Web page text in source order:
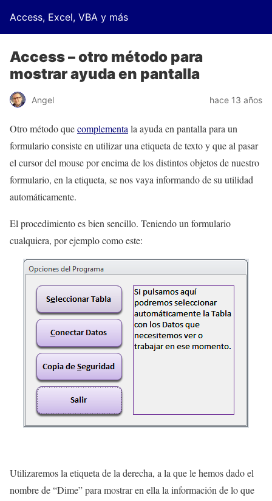
Access, Excel, VBA y más
Access – otro método para
mostrar ayuda en pantalla
Angel hace 13 años
Otro método quecomplementa la ayuda en pantalla para un
formulario consiste en utilizar una etiqueta de texto y que al pasar
el cursor del mouse por encima de los distintos objetos de nuestro
formulario, en la etiqueta, se nos vaya informando de su utilidad
automáticamente.
El procedimiento es bien sencillo. Teniendo un formulario
cualquiera, por ejemplo como este:
Utilizaremos la etiqueta de la derecha, a la que le hemos dado el
nombre de “Dime” para mostrar en ella la información de lo que